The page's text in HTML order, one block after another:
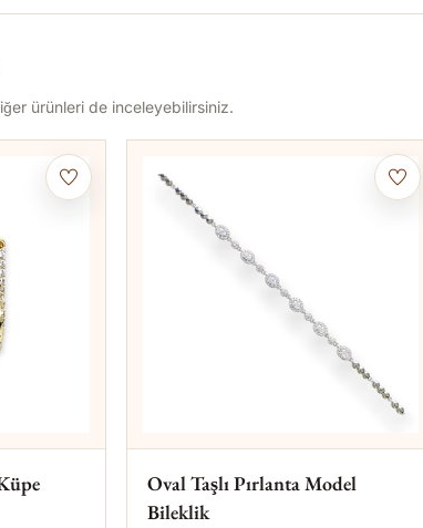
ürünleri de inceleyebilirsiniz.
Oval Taşlı Pırlanta Model
Bileklik